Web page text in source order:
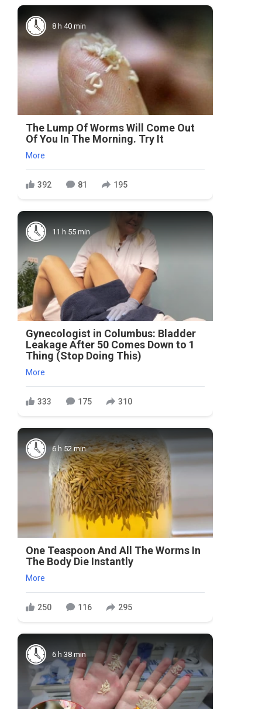
8 h 40 min
The Lump Of Worms Will Come Out
Of You In The Morning. Try It
More
392 81 195
11 h 55 min
Gynecologist in Columbus: Bladder
Leakage After 50 Comes Down to 1
Thing (Stop Doing This)
More
333 175 310
6 h 52 min
One Teaspoon And All The Worms In
The Body Die Instantly
More
250 116 295
6 h 38 min